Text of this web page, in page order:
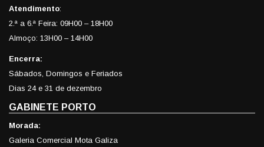
Atendimento:
2.ª a 6.ª Feira: 09H00 – 18H00
Almoço: 13H00 – 14H00
Encerra:
Sábados, Domingos e Feriados
Dias 24 e 31 de dezembro
GABINETE PORTO
Morada:
Galeria Comercial Mota Galiza